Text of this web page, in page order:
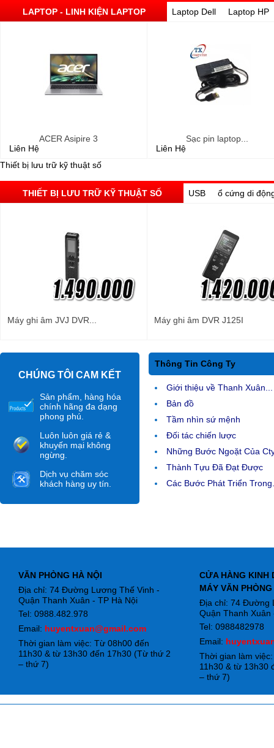
LAPTOP - LINH KIỆN LAPTOP Laptop Dell Laptop HP
Liên Hệ
ACER Asipire 3
Liên Hệ
Sạc pin laptop...
Thiết bị lưu trữ kỹ thuật số
THIẾT BỊ LƯU TRỮ KỸ THUẬT SỐ USB ổ cứng di
Máy ghi âm JVJ DVR... Máy ghi âm DVR J125I
CHÚNG TÔI CAM KẾT
Sản phẩm, hàng hóa
chính hãng đa dạng
phong phú.
Luôn luôn giá rẻ &
khuyến mại không
ngừng.
Dịch vụ chăm sóc
khách hàng uy tín.
Thông Tin Công Ty
Giới thiệu về Thanh Xuân...
Bản đồ
Tầm nhìn sứ mệnh
Đối tác chiến lược
Những Bước Ngoặt Của
Thành Tựu Đã Đạt Được
Các Bước Phát Triển
VĂN PHÒNG HÀ NỘI
Địa chỉ: 74 Đường Lương Thế Vinh -
Quận Thanh Xuân - TP Hà Nội
Tel: 0988.482.978
Email: huyentxuan@gmail.com
Thời gian làm việc: Từ 08h00 đến
11h30 & từ 13h30 đến 17h30 (Từ thứ 2
– thứ 7)
CỬA HÀNG KINH
MÁY VĂN PHÒNG
Địa chỉ: 74 Đường
Quận Thanh Xuân
Tel: 0988482978
Email:
Thời gian làm
11h30 & từ 13h30
– thứ 7)